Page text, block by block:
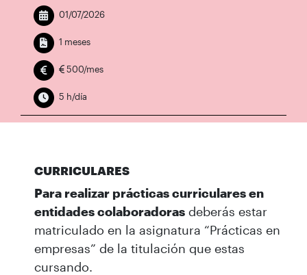
01/07/2026
1 meses
500/mes
5 h/día
CURRICULARES
Para realizar prácticas curriculares en
entidades colaboradorasdeberás estar
matriculado en la asignatura “Prácticas en
empresas” de la titulación que estas
cursando.